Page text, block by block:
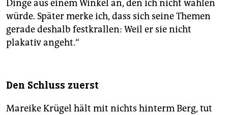
Dinge aus einem Winkel an, den ich nicht wählen
würde. Später merke ich, dass sich seine Themen
gerade deshalb festkrallen: Weil er sie nicht
plakativ angeht.“
Den Schluss zuerst
Mareike Krügel hält mit nichts hinterm Berg, tut